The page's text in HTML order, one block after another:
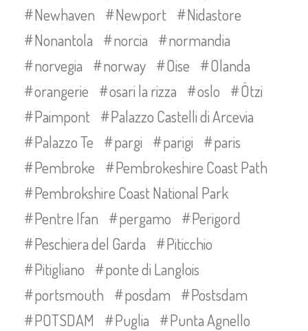
Newhaven
Newport
Nidastore
Nonantola
norcia
normandia
norvegia
norway Oise
Olanda
orangerie
osari la rizza oslo
Ötzi
Paimpont
Palazzo Castelli di Arcevia
Palazzo Te
pargi parigi
paris
Pembroke
Pembrokeshire Coast Path
Pembrokshire Coast National Park
Pentre Ifan
pergamo
Perigord
Peschiera del Garda
Piticchio
Pitigliano
ponte di Langlois
portsmouth
posdam
Postsdam
POTSDAM
Puglia
Punta Agnello